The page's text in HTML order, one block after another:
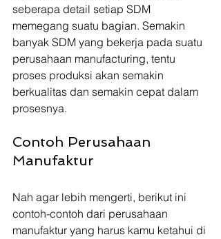
seberapa detail setiap SDM
memegang suatu bagian. Semakin
banyak SDM yang bekerja pada suatu
perusahaan manufacturing, tentu
proses produksi akan semakin
berkualitas dan semakin cepat dalam
prosesnya.
Contoh Perusahaan
Manufaktur
Nah agar lebih mengerti, berikut ini
contoh-contoh dari perusahaan
manufaktur yang harus kamu ketahui di